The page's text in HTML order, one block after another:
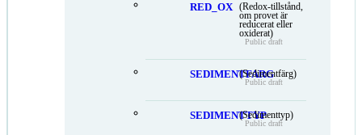
RED_OX
(Redox-tillstånd,
om provet är
reducerat eller
oxiderat)
Public draft
SEDIMENTFARG
(Sedimentfärg)
Public draft
SEDIMENTTYP(Sedimenttyp)
Public draft